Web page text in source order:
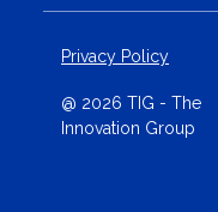
Privacy Policy
@ 2026 TIG - The
Innovation Group